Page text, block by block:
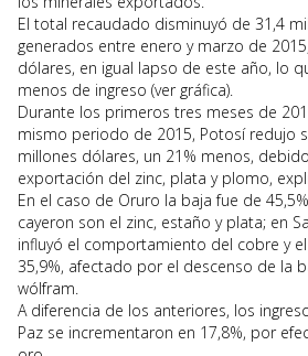
El total recaudado disminuyó de 31,4
generados entre enero y marzo de
dólares, en igual lapso de este año, lo
menos de ingreso (ver gráfica).
Durante los primeros tres meses de
mismo periodo de 2015, Potosí redujo
millones dólares, un 21% menos,
exportación del zinc, plata y plomo,
En el caso de Oruro la baja fue de
cayeron son el zinc, estaño y plata; en
influyó el comportamiento del cobre y
35,9%, afectado por el descenso de la
wólfram.
A diferencia de los anteriores, los
Paz se incrementaron en 17,8%, por